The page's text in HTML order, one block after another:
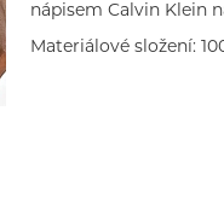
nápisem Calvin Klein
Materiálové složení: